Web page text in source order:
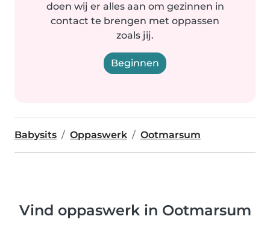
doen wij er alles aan om gezinnen in
contact te brengen met oppassen
zoals jij.
Beginnen
Babysits Oppaswerk Ootmarsum
Vind oppaswerk in Ootmarsum